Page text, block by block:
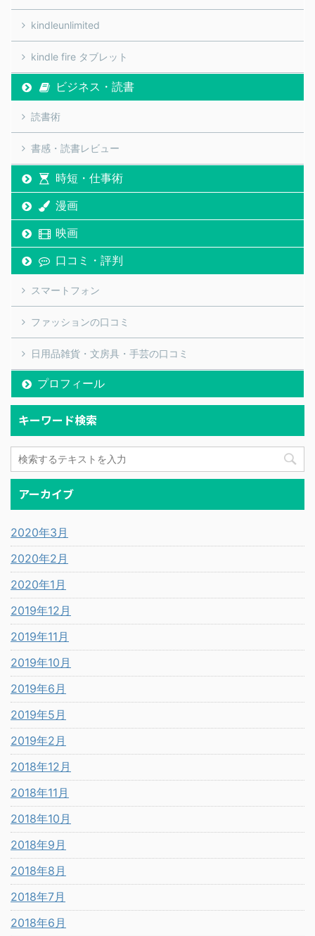
kindleunlimited
kindle fire タブレット
ビジネス・読書
読書術
書感・読書レビュー
時短・仕事術
漫画
映画
口コミ・評判
スマートフォン
ファッションの口コミ
日用品雑貨・文房具・手芸の口コミ
プロフィール
キーワード検索
アーカイブ
2020年3月
2020年2月
2020年1月
2019年12月
2019年11月
2019年10月
2019年6月
2019年5月
2019年2月
2018年12月
2018年11月
2018年10月
2018年9月
2018年8月
2018年7月
2018年6月